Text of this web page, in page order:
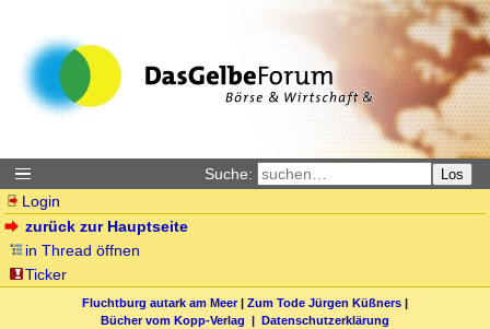
Suche: Los
Login
zurück zur Hauptseite
in Thread öffnen
Ticker
Fluchtburg autark am Meer| Zum Tode Jürgen Küßners |
Bücher vom Kopp-Verlag | Datenschutzerklärung